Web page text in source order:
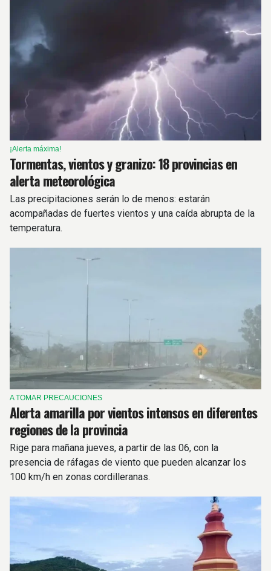
¡Alerta máxima!
Tormentas, vientos y granizo: 18 provincias en
alerta meteorológica
Las precipitaciones serán lo de menos: estarán
acompañadas de fuertes vientos y una caída abrupta de la
temperatura.
A TOMAR PRECAUCIONES
Alerta amarilla por vientos intensos en diferentes
regiones de la provincia
Rige para mañana jueves, a partir de las 06, con la
presencia de ráfagas de viento que pueden alcanzar los
100 km/h en zonas cordilleranas.